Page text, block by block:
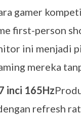
gamer
first-person
ini menjadi
mereka
inci 165Hz
refresh